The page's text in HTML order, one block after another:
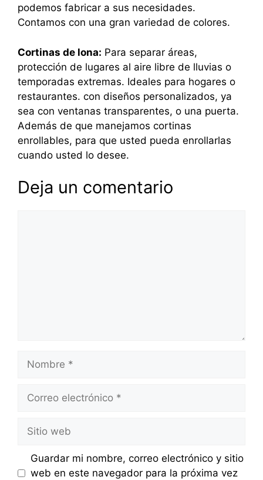
podemos fabricar a sus necesidades.
Contamos con una gran variedad de colores.
Cortinas de lona: Para separar áreas,
protección de lugares al aire libre de lluvias o
temporadas extremas. Ideales para hogares o
restaurantes. con diseños personalizados, ya
sea con ventanas transparentes, o una puerta.
Además de que manejamos cortinas
enrollables, para que usted pueda enrollarlas
cuando usted lo desee.
Deja un comentario
Nombre
Correo
Sitio
web
Guardar mi nombre, correo electrónico y sitio
web en este navegador para la próxima vez